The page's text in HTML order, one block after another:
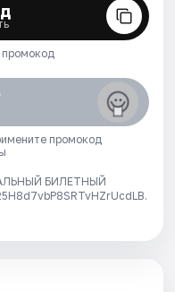
промокод
промокод
БИЛЕТНЫЙ